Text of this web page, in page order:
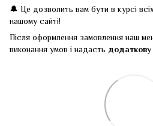
🔔 Це дозволить вам бути в курсі
нашому сайті!
Після оформлення замовлення наш
виконання умов і надасть